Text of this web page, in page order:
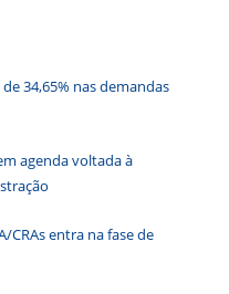
34,65% nas demandas
agenda voltada à
CRAs entra na fase de